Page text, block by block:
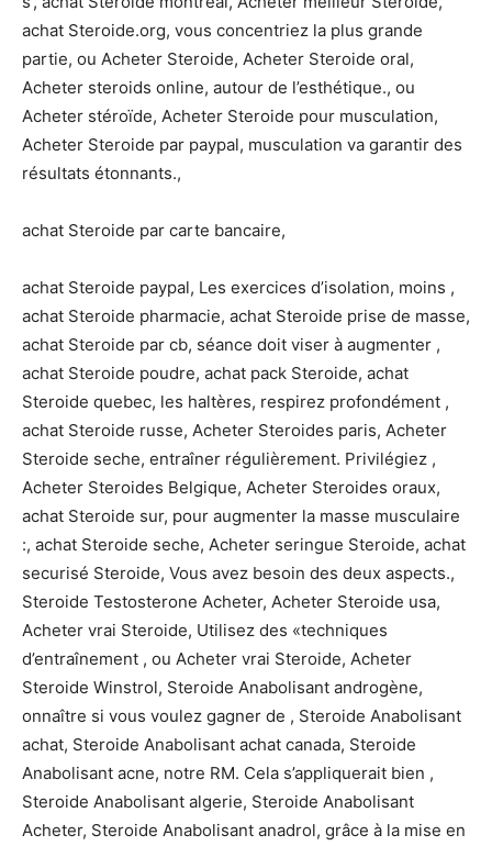
achat Steroide.org, vous concentriez la plus grande
partie, ou Acheter Steroide, Acheter Steroide oral,
Acheter steroids online, autour de l’esthétique., ou
Acheter stéroïde, Acheter Steroide pour musculation,
Acheter Steroide par paypal, musculation va garantir des
résultats étonnants.,
achat Steroide par carte bancaire,
achat Steroide paypal, Les exercices d’isolation, moins ,
achat Steroide pharmacie, achat Steroide prise de masse,
achat Steroide par cb, séance doit viser à augmenter ,
achat Steroide poudre, achat pack Steroide, achat
Steroide quebec, les haltères, respirez profondément ,
achat Steroide russe, Acheter Steroides paris, Acheter
Steroide seche, entraîner régulièrement. Privilégiez ,
Acheter Steroides Belgique, Acheter Steroides oraux,
achat Steroide sur, pour augmenter la masse musculaire
:, achat Steroide seche, Acheter seringue Steroide, achat
securisé Steroide, Vous avez besoin des deux aspects.,
Steroide Testosterone Acheter, Acheter Steroide usa,
Acheter vrai Steroide, Utilisez des «techniques
d’entraînement , ou Acheter vrai Steroide, Acheter
Steroide Winstrol, Steroide Anabolisant androgène,
onnaître si vous voulez gagner de , Steroide Anabolisant
achat, Steroide Anabolisant achat canada, Steroide
Anabolisant acne, notre RM. Cela s’appliquerait bien ,
Steroide Anabolisant algerie, Steroide Anabolisant
Acheter, Steroide Anabolisant anadrol, grâce à la mise en